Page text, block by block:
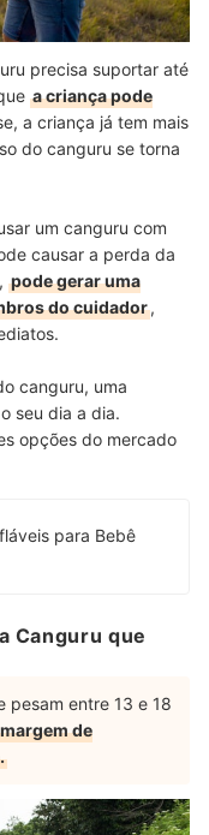
precisa suportar até
a criança pode
a criança já tem mais
do canguru se torna
um canguru com
causar a perda da
pode gerar uma
do cuidador,
canguru, uma
seu dia a dia.
opções do mercado
para Bebê
Canguru que
pesam entre 13 e 18
de